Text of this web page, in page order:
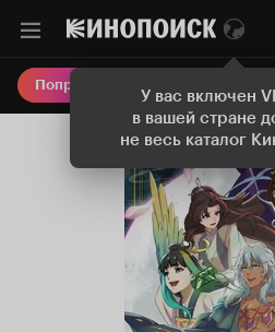
У вас включен
в вашей стране
не весь каталог
Попробовать Плюс